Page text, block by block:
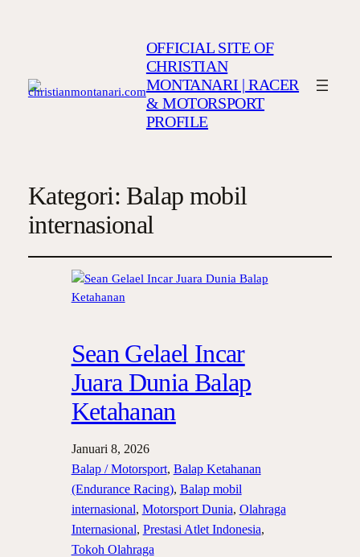
OFFICIAL SITE OF
CHRISTIAN
MONTANARI | RACER
& MOTORSPORT
PROFILE
Kategori: Balap mobil
internasional
Sean Gelael Incar
Juara Dunia Balap
Ketahanan
Januari 8, 2026
Balap / Motorsport, Balap Ketahanan
(Endurance Racing), Balap mobil
internasional, Motorsport Dunia, Olahraga
Internasional, Prestasi Atlet Indonesia
Tokoh Olahraga